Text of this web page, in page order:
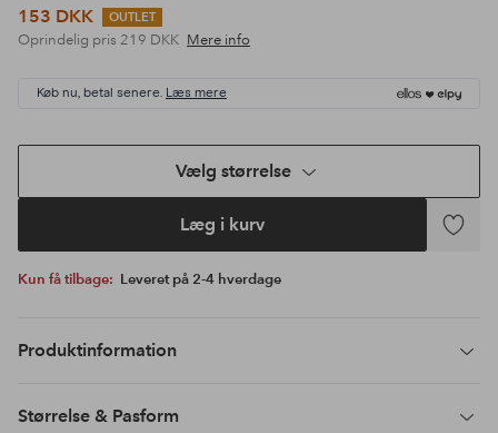
153 DKK
OUTLET
Oprindelig pris 219 DKK Mere info
Køb nu, betal senere. Læs mere
Vælg størrelse
Læg i kurv
Tilføj
Kun få tilbage: Leveret på 2-4 hverdage
Produktinformation
Størrelse & Pasform